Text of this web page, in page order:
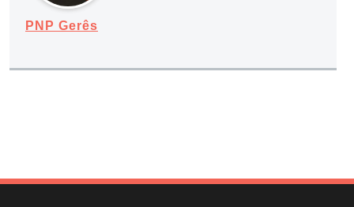
PNP Gerês